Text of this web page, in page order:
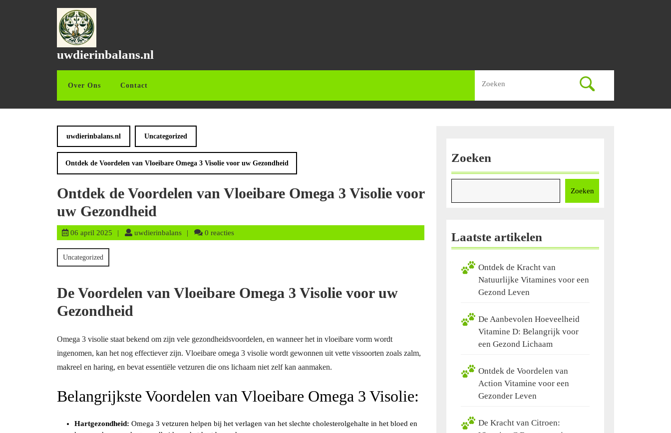
uwdierinbalans.nl
Over Ons Contact
naar:
uwdierinbalans.nl Uncategorized
Ontdek de Voordelen van Vloeibare Omega 3 Visolie voor uw Gezondheid
Ontdek de Voordelen van Vloeibare Omega 3 Visolie voor
uw Gezondheid
06 april 2025 06
uwdierinbalansuwdierinbalans
0 reacties
Uncategorized
De Voordelen van Vloeibare Omega 3 Visolie voor uw
Gezondheid
Omega 3 visolie staat bekend om zijn vele gezondheidsvoordelen, en wanneer het in vloeibare vorm wordt
ingenomen, kan het nog effectiever zijn. Vloeibare omega 3 visolie wordt gewonnen uit vette vissoorten zoals zalm,
makreel en haring, en bevat essentiële vetzuren die ons lichaam niet zelf kan aanmaken.
Belangrijkste Voordelen van Vloeibare Omega 3 Visolie:
Hartgezondheid: Omega 3 vetzuren helpen bij het verlagen van het slechte cholesterolgehalte in het bloed en
Zoeken
Zoeken
Laatste artikelen
Ontdek de Kracht van
Natuurlijke Vitamines voor een
Gezond Leven
De Aanbevolen Hoeveelheid
Vitamine D: Belangrijk voor
een Gezond Lichaam
Ontdek de Voordelen van
Action Vitamine voor een
Gezonder Leven
De Kracht van Citroen: